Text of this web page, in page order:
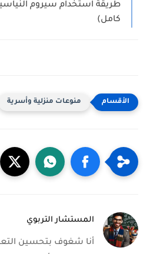
طريقة استخدام سيروم
كامل)
منوعات منزلية وأسرية
المستشار التربوي
أنا شغوف بتحسين